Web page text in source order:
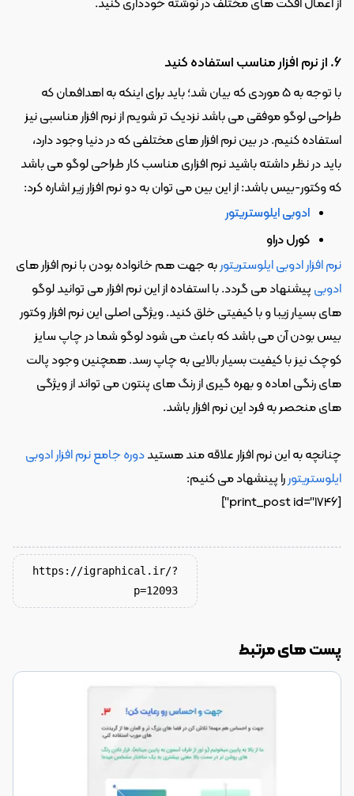
از اعمال افکت های مختلف در نوشته خودداری کنید.
6. از نرم افزار مناسب استفاده کنید
که وکتور-بیس باشد: از این بین می توان به دو نرم افزار زیر اشاره کرد:
ادوبی ایلوستریتور
کورل دراو
نرم افزار ادوبی ایلوستریتور به جهت هم خانواده بودن با نرم افزار های
ادوبی
های منحصر به فرد این نرم افزار باشد.
چنانچه به این نرم افزار علاقه مند هستید
ایلوستریتور را پینشهاد می کنیم:
[print_post id="1746"]
https://igraphical.ir/?
p=12093
پست های مرتبط